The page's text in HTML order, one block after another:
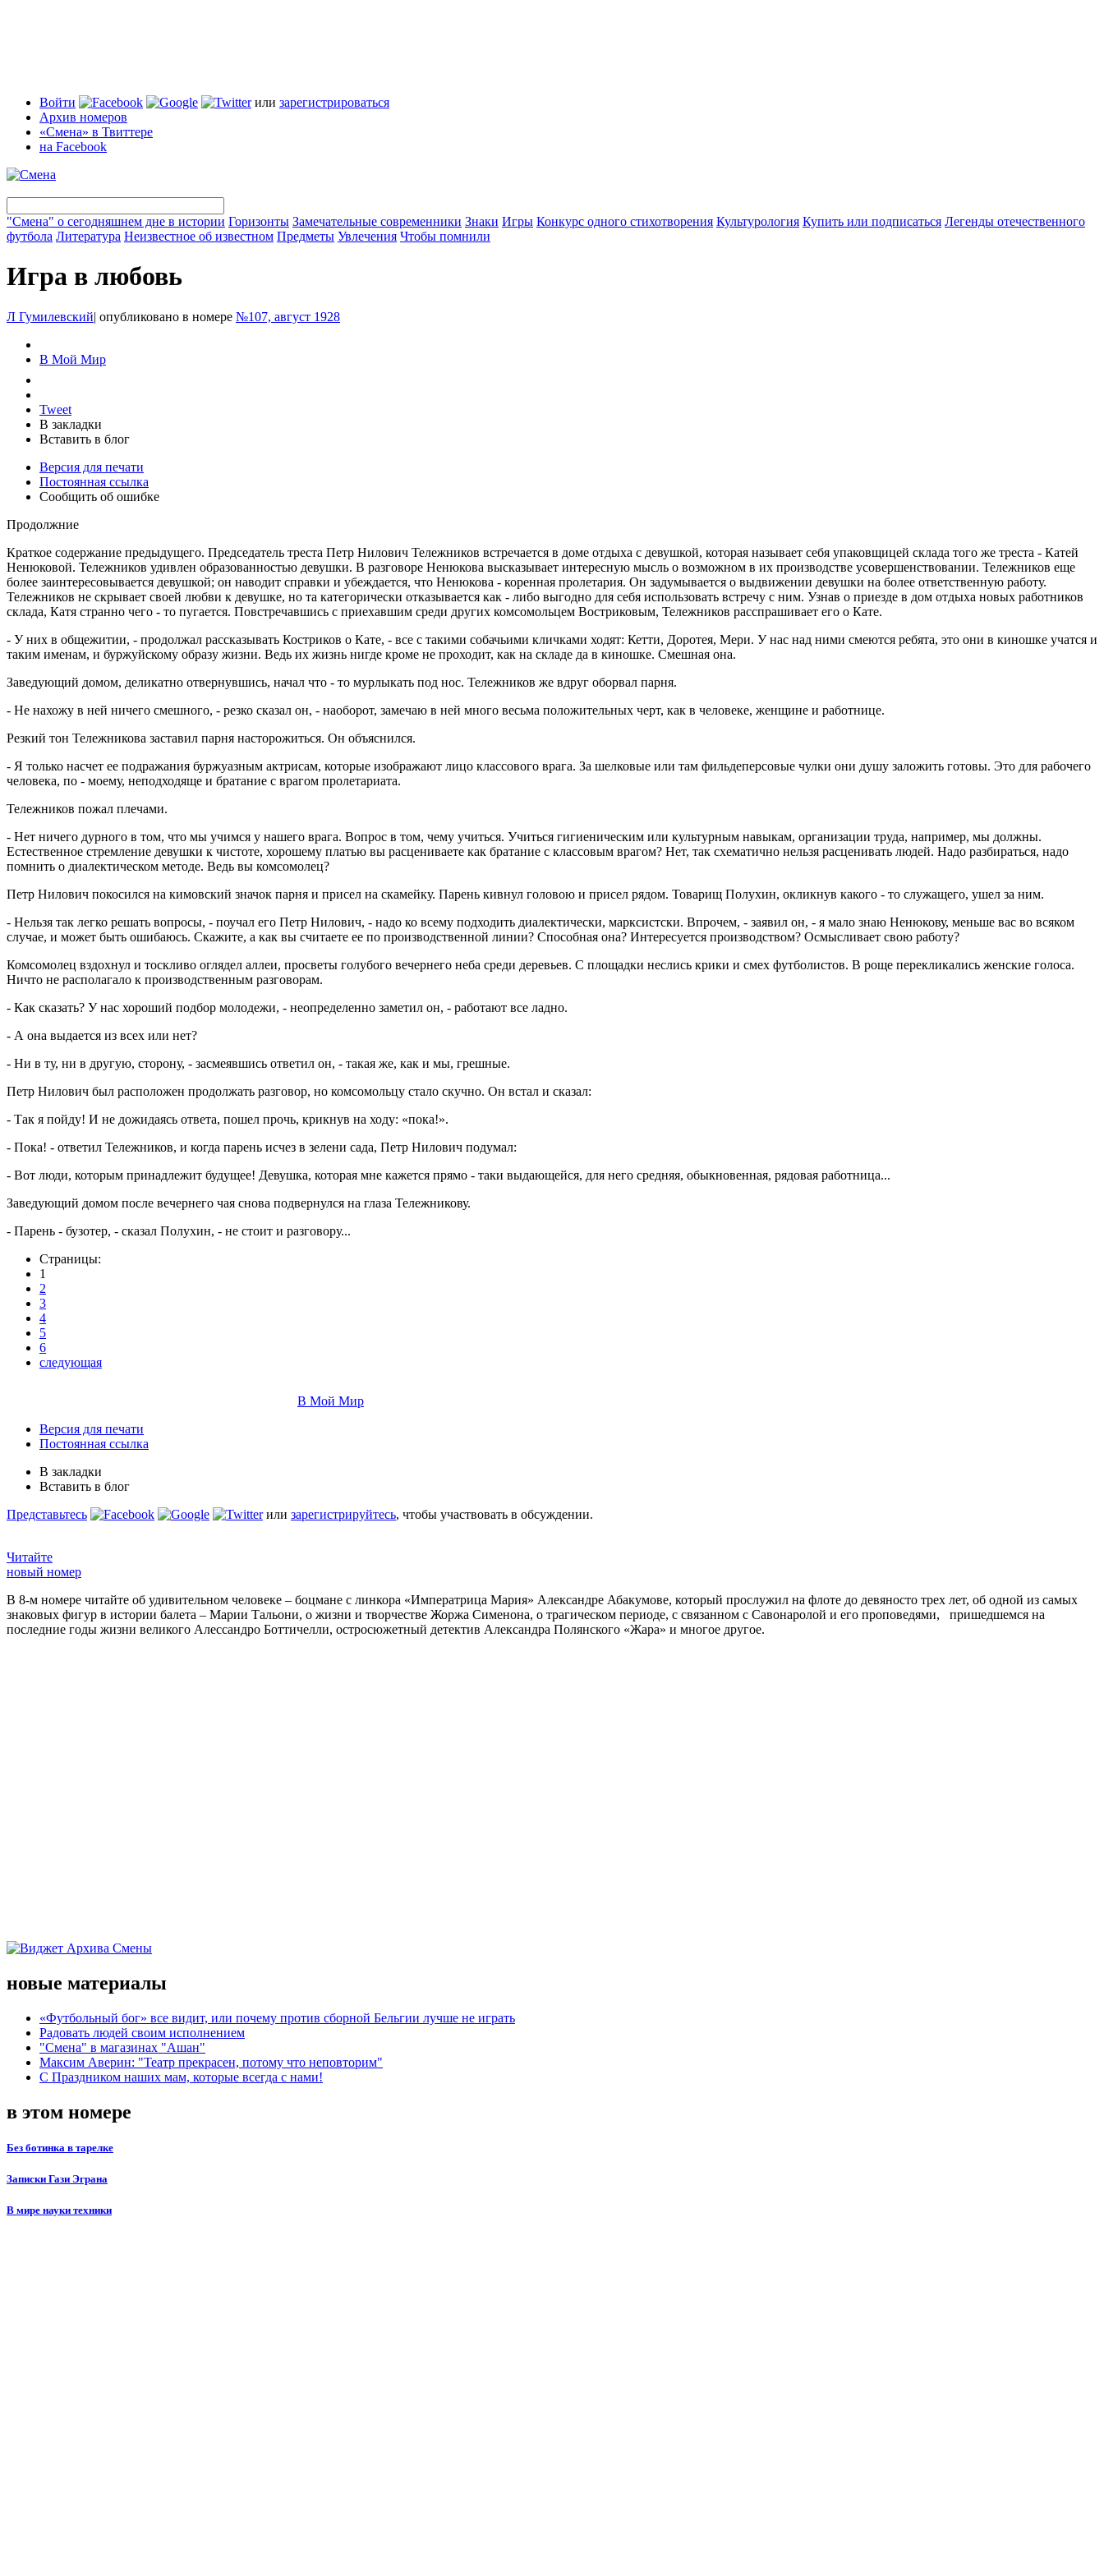
Войти или зарегистрироваться
Архив номеров
«Смена» в Твиттере
на Facebook
"Смена" о сегодняшнем дне в истории Горизонты Замечательные современники Знаки Игры Конкурс одного стихотворения Культурология Купить или подписаться Легенды отечественного
футбола Литература Неизвестное об известном Предметы Увлечения Чтобы помнили
Игра в любовь
Л Гумилевский| опубликовано в номере №107, август 1928
В Мой Мир
Tweet
В закладки
Вставить в блог
Версия для печати
Постоянная ссылка
Сообщить об ошибке
Продолжние
Краткое содержание предыдущего. Председатель треста Петр Нилович Тележников встречается в доме отдыха с девушкой, которая называет себя упаковщицей склада того же треста - Катей
Ненюковой. Тележников удивлен образованностью девушки. В разговоре Ненюкова высказывает интересную мысль о возможном в их производстве усовершенствовании. Тележников еще
более заинтересовывается девушкой; он наводит справки и убеждается, что Ненюкова - коренная пролетария. Он задумывается о выдвижении девушки на более ответственную работу.
Тележников не скрывает своей любви к девушке, но та категорически отказывается как - либо выгодно для себя использовать встречу с ним. Узнав о приезде в дом отдыха новых работников
склада, Катя странно чего - то пугается. Повстречавшись с приехавшим среди других комсомольцем Востриковым, Тележников расспрашивает его о Кате.
- У них в общежитии, - продолжал рассказывать Костриков о Кате, - все с такими собачьими кличками ходят: Кетти, Доротея, Мери. У нас над ними смеются ребята, это они в киношке учатся и
таким именам, и буржуйскому образу жизни. Ведь их жизнь нигде кроме не проходит, как на складе да в киношке. Смешная она.
Заведующий домом, деликатно отвернувшись, начал что - то мурлыкать под нос. Тележников же вдруг оборвал парня.
- Не нахожу в ней ничего смешного, - резко сказал он, - наоборот, замечаю в ней много весьма положительных черт, как в человеке, женщине и работнице.
Резкий тон Тележникова заставил парня насторожиться. Он объяснился.
- Я только насчет ее подражания буржуазным актрисам, которые изображают лицо классового врага. За шелковые или там фильдеперсовые чулки они душу заложить готовы. Это для рабочего
человека, по - моему, неподходяще и братание с врагом пролетариата.
Тележников пожал плечами.
- Нет ничего дурного в том, что мы учимся у нашего врага. Вопрос в том, чему учиться. Учиться гигиеническим или культурным навыкам, организации труда, например, мы должны.
Естественное стремление девушки к чистоте, хорошему платью вы расцениваете как братание с классовым врагом? Нет, так схематично нельзя расценивать людей. Надо разбираться, надо
помнить о диалектическом методе. Ведь вы комсомолец?
Петр Нилович покосился на кимовский значок парня и присел на скамейку. Парень кивнул головою и присел рядом. Товарищ Полухин, окликнув какого - то служащего, ушел за ним.
- Нельзя так легко решать вопросы, - поучал его Петр Нилович, - надо ко всему подходить диалектически, марксистски. Впрочем, - заявил он, - я мало знаю Ненюкову, меньше вас во всяком
случае, и может быть ошибаюсь. Скажите, а как вы считаете ее по производственной линии? Способная она? Интересуется производством? Осмысливает свою работу?
Комсомолец вздохнул и тоскливо оглядел аллеи, просветы голубого вечернего неба среди деревьев. С площадки неслись крики и смех футболистов. В роще перекликались женские голоса.
Ничто не располагало к производственным разговорам.
- Как сказать? У нас хороший подбор молодежи, - неопределенно заметил он, - работают все ладно.
- А она выдается из всех или нет?
- Ни в ту, ни в другую, сторону, - засмеявшись ответил он, - такая же, как и мы, грешные.
Петр Нилович был расположен продолжать разговор, но комсомольцу стало скучно. Он встал и сказал:
- Так я пойду! И не дожидаясь ответа, пошел прочь, крикнув на ходу: «пока!».
- Пока! - ответил Тележников, и когда парень исчез в зелени сада, Петр Нилович подумал:
- Вот люди, которым принадлежит будущее! Девушка, которая мне кажется прямо - таки выдающейся, для него средняя, обыкновенная, рядовая работница...
Заведующий домом после вечернего чая снова подвернулся на глаза Тележникову.
- Парень - бузотер, - сказал Полухин, - не стоит и разговору...
Страницы:
1
2
3
4
5
6
следующая
В Мой Мир
Версия для печати
Постоянная ссылка
В закладки
Вставить в блог
Представьтесь
или зарегистрируйтесь, чтобы участвовать в обсуждении.
Читайте
новый номер
В 8-м номере читайте об удивительном человеке – боцмане с линкора «Императрица Мария» Александре Абакумове, который прослужил на флоте до девяносто трех лет, об одной из самых
знаковых фигур в истории балета – Марии Тальони, о жизни и творчестве Жоржа Сименона, о трагическом периоде, с связанном с Савонаролой и его проповедями, пришедшемся на
последние годы жизни великого Алессандро Боттичелли, остросюжетный детектив Александра Полянского «Жара» и многое другое.
новые материалы
«Футбольный бог» все видит, или почему против сборной Бельгии лучше не играть
Радовать людей своим исполнением
"Смена" в магазинах "Ашан"
Максим Аверин: "Театр прекрасен, потому что неповторим"
С Праздником наших мам, которые всегда с нами!
в этом номере
Без ботинка в тарелке
Записки Гази Эграна
В мире науки техники